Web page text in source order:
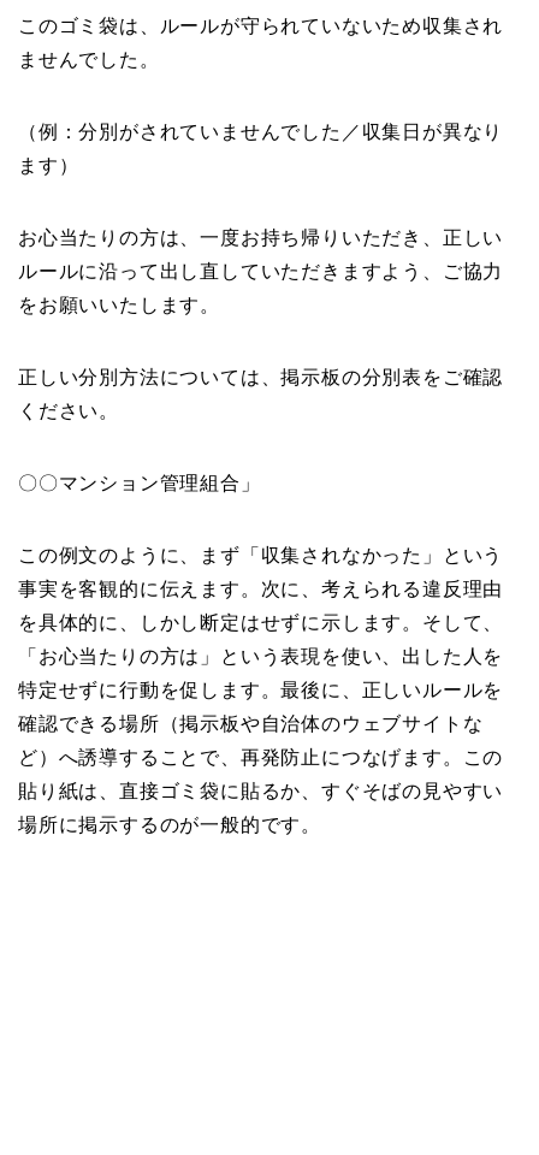
このゴミ袋は、ルールが守られていないため収集され
ませんでした。
（例：分別がされていませんでした／収集日が異なり
ます）
お心当たりの方は、一度お持ち帰りいただき、正しい
ルールに沿って出し直していただきますよう、ご協力
をお願いいたします。
正しい分別方法については、掲示板の分別表をご確認
ください。
〇〇マンション管理組合」
この例文のように、まず「収集されなかった」という
事実を客観的に伝えます。次に、考えられる違反理由
を具体的に、しかし断定はせずに示します。そして、
「お心当たりの方は」という表現を使い、出した人を
特定せずに行動を促します。最後に、正しいルールを
確認できる場所（掲示板や自治体のウェブサイトな
ど）へ誘導することで、再発防止につなげます。この
貼り紙は、直接ゴミ袋に貼るか、すぐそばの見やすい
場所に掲示するのが一般的です。